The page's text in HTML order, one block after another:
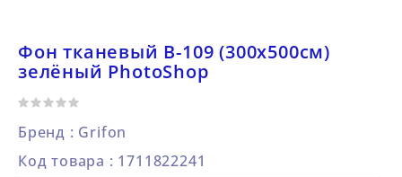
Фон тканевый B-109 (300х500см)
зелёный PhotoShop
Бренд : Grifon
Код товара : 1711822241